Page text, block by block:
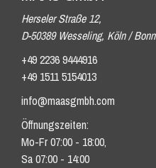
Herseler Straße 12,
D-50389 Wesseling, Köln / Bonn
+49 2236 9444916
+49 1511 5154013
info@maasgmbh.com
Öffnungszeiten:
Mo-Fr 07:00 - 18:00,
Sa 07:00 - 14:00